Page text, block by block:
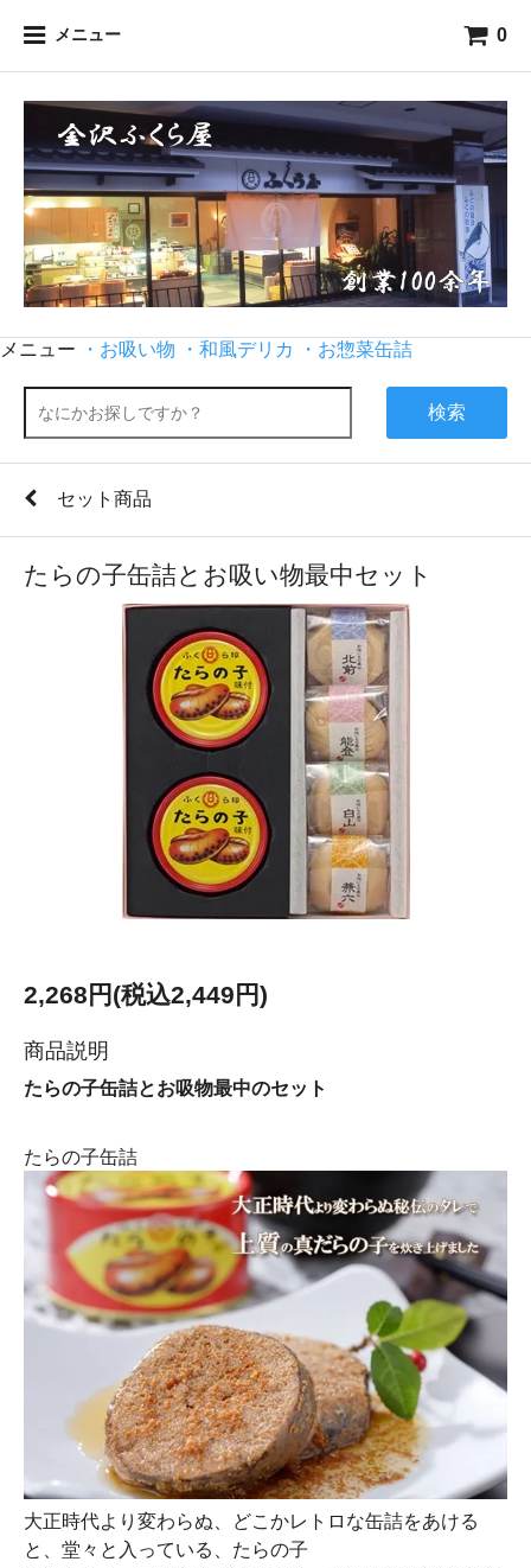
メニュー 0
メニュー ・お吸い物 ・和風デリカ ・お惣菜缶詰
検索
セット商品
たらの子缶詰とお吸い物最中セット
2,268円(税込2,449円)
商品説明
たらの子缶詰とお吸物最中のセット
たらの子缶詰
大正時代より変わらぬ、どこかレトロな缶詰をあける
と、堂々と入っている、たらの子